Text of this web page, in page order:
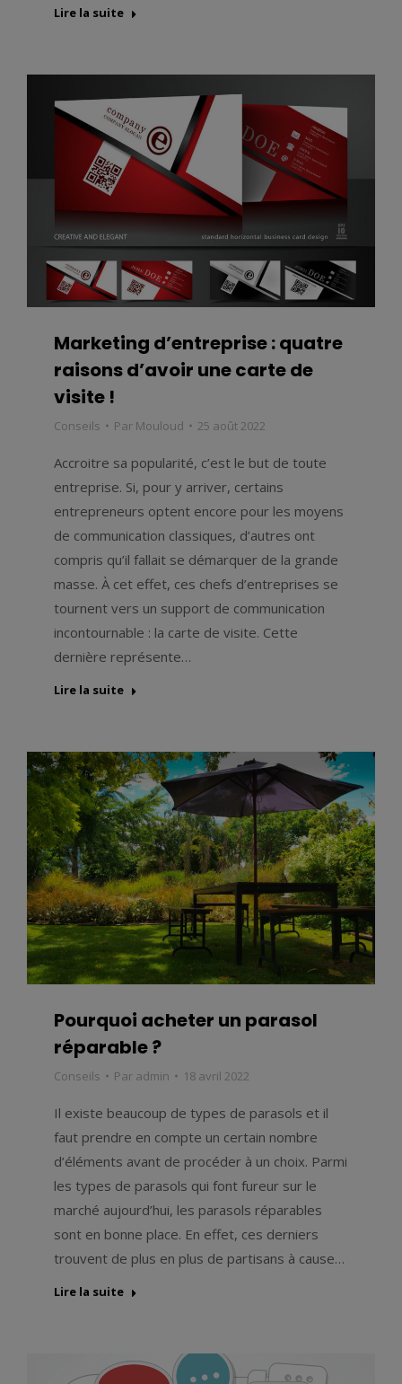
Lire la suite
Marketing d’entreprise : quatre
raisons d’avoir une carte de
visite !
Conseils Par Mouloud 25 août 2022
Accroitre sa popularité, c’est le but de toute
entreprise. Si, pour y arriver, certains
entrepreneurs optent encore pour les moyens
de communication classiques, d’autres ont
compris qu’il fallait se démarquer de la grande
masse. À cet effet, ces chefs d’entreprises se
tournent vers un support de communication
incontournable : la carte de visite. Cette
dernière représente…
Lire la suite
Pourquoi acheter un parasol
réparable ?
Conseils Par admin 18 avril 2022
Il existe beaucoup de types de parasols et il
faut prendre en compte un certain nombre
d’éléments avant de procéder à un choix. Parmi
les types de parasols qui font fureur sur le
marché aujourd’hui, les parasols réparables
sont en bonne place. En effet, ces derniers
trouvent de plus en plus de partisans à cause…
Lire la suite